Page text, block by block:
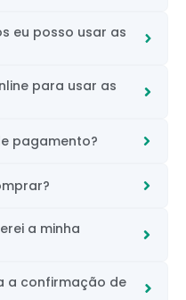
eu posso usar as
para usar as
pagamento?
a minha
a confirmação de